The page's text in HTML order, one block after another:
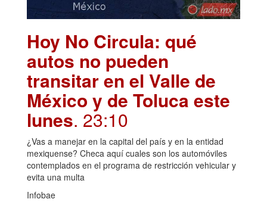
Hoy No Circula: qué
autos no pueden
transitar en el Valle de
México y de Toluca este
lunes. 23:10
¿Vas a manejar en la capital del país y en la entidad
mexiquense? Checa aquí cuales son los automóviles
contemplados en el programa de restricción vehicular y
evita una multa
Infobae